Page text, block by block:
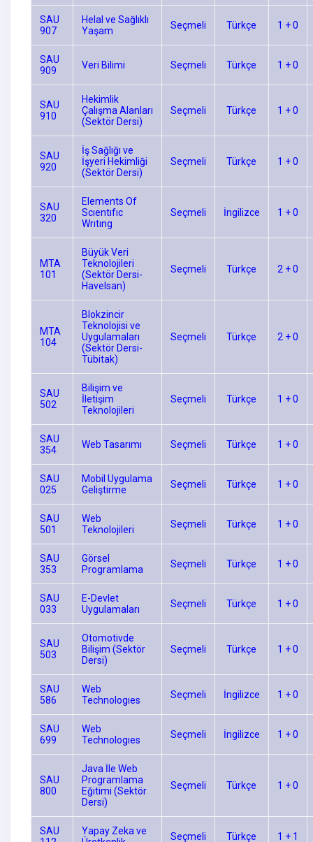
SAU
907
Helal ve Sağlıklı
Yaşam
Seçmeli Türkçe 1 + 0
SAU
909
Veri Bilimi Seçmeli Türkçe 1 + 0
SAU
910
Hekimlik
Çalışma Alanları
(Sektör Dersi)
Seçmeli Türkçe 1 + 0
SAU
920
İş Sağlığı ve
İşyeri Hekimliği
(Sektör Dersi)
Seçmeli Türkçe 1 + 0
SAU
320
Elements Of
Scıentıfıc
Wrıtıng
Seçmeli İngilizce 1 + 0
MTA
101
Büyük Veri
Teknolojileri
(Sektör Dersi-
Havelsan)
Seçmeli Türkçe 2 + 0
MTA
104
Blokzincir
Teknolojisi ve
Uygulamaları
(Sektör Dersi-
Tübitak)
Seçmeli Türkçe 2 + 0
SAU
502
Bilişim ve
İletişim
Teknolojileri
Seçmeli Türkçe 1 + 0
SAU
354
Web Tasarımı Seçmeli Türkçe 1 + 0
SAU
025
Mobil Uygulama
Geliştirme
Seçmeli Türkçe 1 + 0
SAU
501
Web
Teknolojileri
Seçmeli Türkçe 1 + 0
SAU
353
Görsel
Programlama
Seçmeli Türkçe 1 + 0
SAU
033
E-Devlet
Uygulamaları
Seçmeli Türkçe 1 + 0
SAU
503
Otomotivde
Bilişim (Sektör
Dersi)
Seçmeli Türkçe 1 + 0
SAU
586
Web
Technologıes
Seçmeli İngilizce 1 + 0
SAU
699
Web
Technologıes
Seçmeli İngilizce 1 + 0
SAU
800
Java İle Web
Programlama
Eğitimi (Sektör
Dersi)
Seçmeli Türkçe 1 + 0
SAU
Yapay Zeka ve
Seçmeli Türkçe 1 + 1